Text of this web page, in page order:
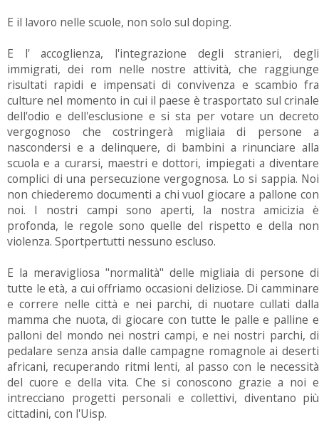
E il lavoro nelle scuole, non solo sul doping.
E l' accoglienza, l'integrazione degli stranieri, degli
immigrati, dei rom nelle nostre attività, che raggiunge
risultati rapidi e impensati di convivenza e scambio fra
culture nel momento in cui il paese è trasportato sul crinale
dell'odio e dell'esclusione e si sta per votare un decreto
vergognoso che costringerà migliaia di persone a
nascondersi e a delinquere, di bambini a rinunciare alla
scuola e a curarsi, maestri e dottori, impiegati a diventare
complici di una persecuzione vergognosa. Lo si sappia. Noi
non chiederemo documenti a chi vuol giocare a pallone con
noi. I nostri campi sono aperti, la nostra amicizia è
profonda, le regole sono quelle del rispetto e della non
violenza. Sportpertutti nessuno escluso.
E la meravigliosa "normalità" delle migliaia di persone di
tutte le età, a cui offriamo occasioni deliziose. Di camminare
e correre nelle città e nei parchi, di nuotare cullati dalla
mamma che nuota, di giocare con tutte le palle e palline e
palloni del mondo nei nostri campi, e nei nostri parchi, di
pedalare senza ansia dalle campagne romagnole ai deserti
africani, recuperando ritmi lenti, al passo con le necessità
del cuore e della vita. Che si conoscono grazie a noi e
intrecciano progetti personali e collettivi, diventano più
cittadini, con l'Uisp.